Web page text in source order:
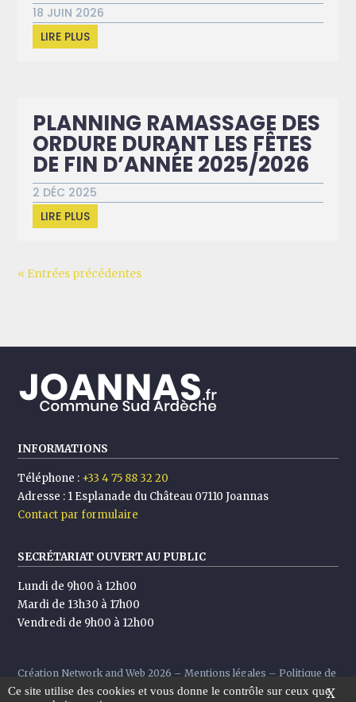
18 JUIN 2026
LIRE PLUS
PLANNING RAMASSAGE DES
ORDURE DURANT LES FÊTES
DE FIN D’ANNÉE 2025/2026
2 DÉC 2025
LIRE PLUS
« Entrées précédentes
INFORMATIONS
Téléphone : +33 4 75 88 32 20
Adresse : 1 Esplanade du Château 07110 Joannas
Contact par formulaire
SECRÉTARIAT OUVERT AU PUBLIC
Lundi de 9h00 à 12h00
Mardi de 13h30 à 17h00
Vendredi de 9h00 à 12h00
Création Network and Web 2026 –Mentions légales – Politique de
confidentialité
X
Ce site utilise des cookies et vous donne le contrôle sur ceux que